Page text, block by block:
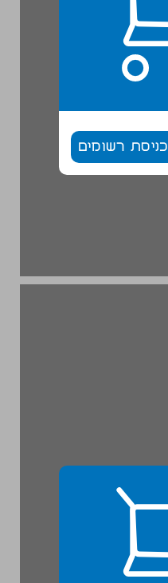
כניסת רשומים